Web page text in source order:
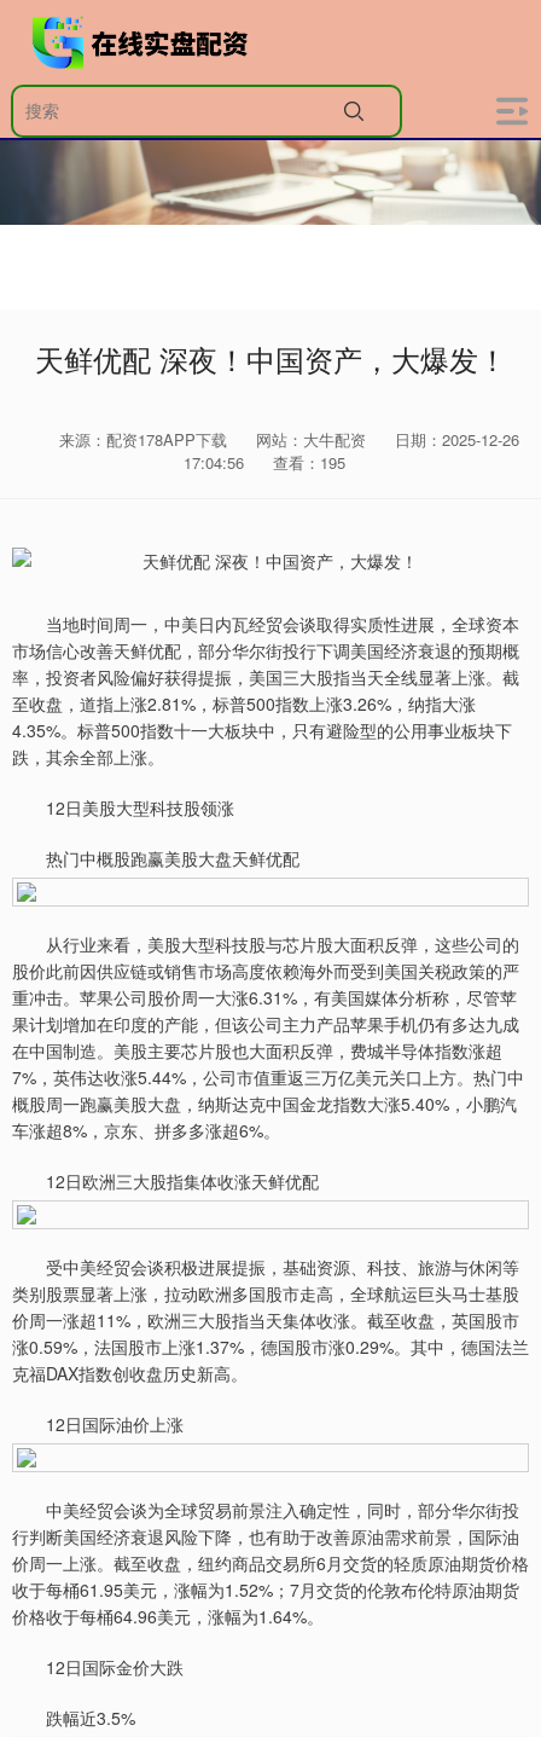
天鲜优配 深夜！中国资产，大爆发！
来源：配资178APP下载 网站：大牛配资
日期：2025-12-26
17:04:56
查看：195
当地时间周一，中美日内瓦经贸会谈取得实质性进展，全球资本
市场信心改善天鲜优配，部分华尔街投行下调美国经济衰退的预期概
率，投资者风险偏好获得提振，美国三大股指当天全线显著上涨。截
至收盘，道指上涨2.81%，标普500指数上涨3.26%，纳指大涨
4.35%。标普500指数十一大板块中，只有避险型的公用事业板块下
跌，其余全部上涨。
12日美股大型科技股领涨
热门中概股跑赢美股大盘天鲜优配
从行业来看，美股大型科技股与芯片股大面积反弹，这些公司的
股价此前因供应链或销售市场高度依赖海外而受到美国关税政策的严
重冲击。苹果公司股价周一大涨6.31%，有美国媒体分析称，尽管苹
果计划增加在印度的产能，但该公司主力产品苹果手机仍有多达九成
在中国制造。美股主要芯片股也大面积反弹，费城半导体指数涨超
7%，英伟达收涨5.44%，公司市值重返三万亿美元关口上方。热门中
概股周一跑赢美股大盘，纳斯达克中国金龙指数大涨5.40%，小鹏汽
车涨超8%，京东、拼多多涨超6%。
12日欧洲三大股指集体收涨天鲜优配
受中美经贸会谈积极进展提振，基础资源、科技、旅游与休闲等
类别股票显著上涨，拉动欧洲多国股市走高，全球航运巨头马士基股
价周一涨超11%，欧洲三大股指当天集体收涨。截至收盘，英国股市
涨0.59%，法国股市上涨1.37%，德国股市涨0.29%。其中，德国法兰
克福DAX指数创收盘历史新高。
12日国际油价上涨
中美经贸会谈为全球贸易前景注入确定性，同时，部分华尔街投
行判断美国经济衰退风险下降，也有助于改善原油需求前景，国际油
价周一上涨。截至收盘，纽约商品交易所6月交货的轻质原油期货价格
收于每桶61.95美元，涨幅为1.52%；7月交货的伦敦布伦特原油期货
价格收于每桶64.96美元，涨幅为1.64%。
12日国际金价大跌
跌幅近3.5%